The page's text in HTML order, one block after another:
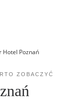
Hotel Poznań
ZOBACZYĆ